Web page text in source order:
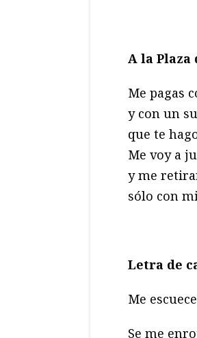
A la
Me pagas
y con un
que te
Me voy a
y me
sólo con
Letra de
Me
Se me